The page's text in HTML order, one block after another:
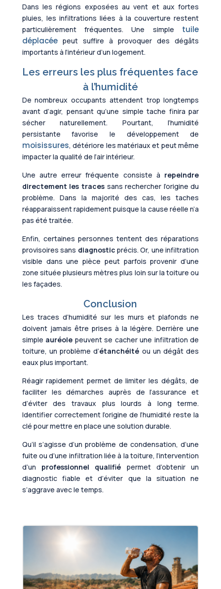
Dans les régions exposées au vent et aux fortes
pluies, les infiltrations liées à la couverture restent
particulièrement fréquentes. Une simple tuile
déplacéepeut suffire à provoquer des dégâts
importants à l’intérieur d’un logement.
Les erreurs les plus fréquentes face
à l’humidité
De nombreux occupants attendent trop longtemps
avant d’agir, pensant qu’une simple tache finira par
sécher naturellement. Pourtant, l’humidité
persistante favorise le développement de
moisissures, détériore les matériaux et peut même
impacter la qualité de l’air intérieur.
Une autre erreur fréquente consiste à repeindre
directement les tracessans rechercher l’origine du
problème. Dans la majorité des cas, les taches
réapparaissent rapidement puisque la cause réelle n’a
pas été traitée.
Enfin, certaines personnes tentent des réparations
provisoires sans diagnostic précis. Or, une infiltration
visible dans une pièce peut parfois provenir d’une
zone située plusieurs mètres plus loin sur la toiture ou
les façades.
Conclusion
Les traces d’humidité sur les murs et plafonds ne
doivent jamais être prises à la légère. Derrière une
simple auréole peuvent se cacher une infiltration de
toiture, un problème d’étanchéité ou un dégât des
eaux plus important.
Réagir rapidement permet de limiter les dégâts, de
faciliter les démarches auprès de l’assurance et
d’éviter des travaux plus lourds à long terme.
Identifier correctement l’origine de l’humidité reste la
clé pour mettre en place une solution durable.
Qu’il s’agisse d’un problème de condensation, d’une
fuite ou d’une infiltration liée à la toiture, l’intervention
d’un professionnel qualifié permet d’obtenir un
diagnostic fiable et d’éviter que la situation ne
s’aggrave avec le temps.